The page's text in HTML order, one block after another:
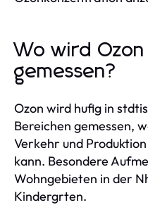
Wo wird
gemessen?
Ozon wird hufig in
Bereichen gemessen,
Verkehr und
kann. Besondere
Wohngebieten in der
Kindergrten.